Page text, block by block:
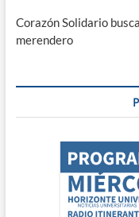
Corazón Solidario
merendero